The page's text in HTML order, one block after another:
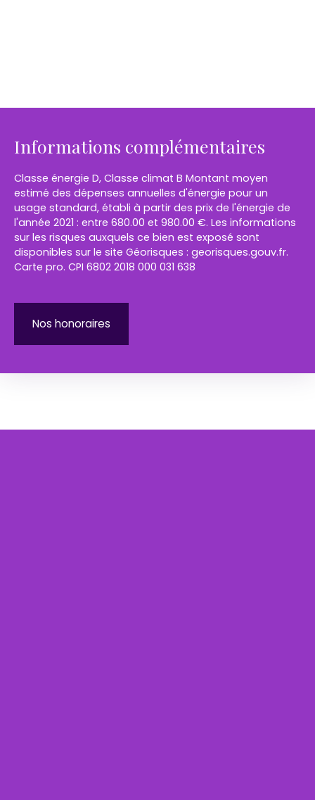
Informations complémentaires
Classe énergie D, Classe climat B Montant moyen
estimé des dépenses annuelles d'énergie pour un
usage standard, établi à partir des prix de l'énergie de
l'année 2021 : entre 680.00 et 980.00 €. Les informations
sur les risques auxquels ce bien est exposé sont
disponibles sur le site Géorisques : georisques.gouv.fr.
Carte pro. CPI 6802 2018 000 031 638
Nos honoraires